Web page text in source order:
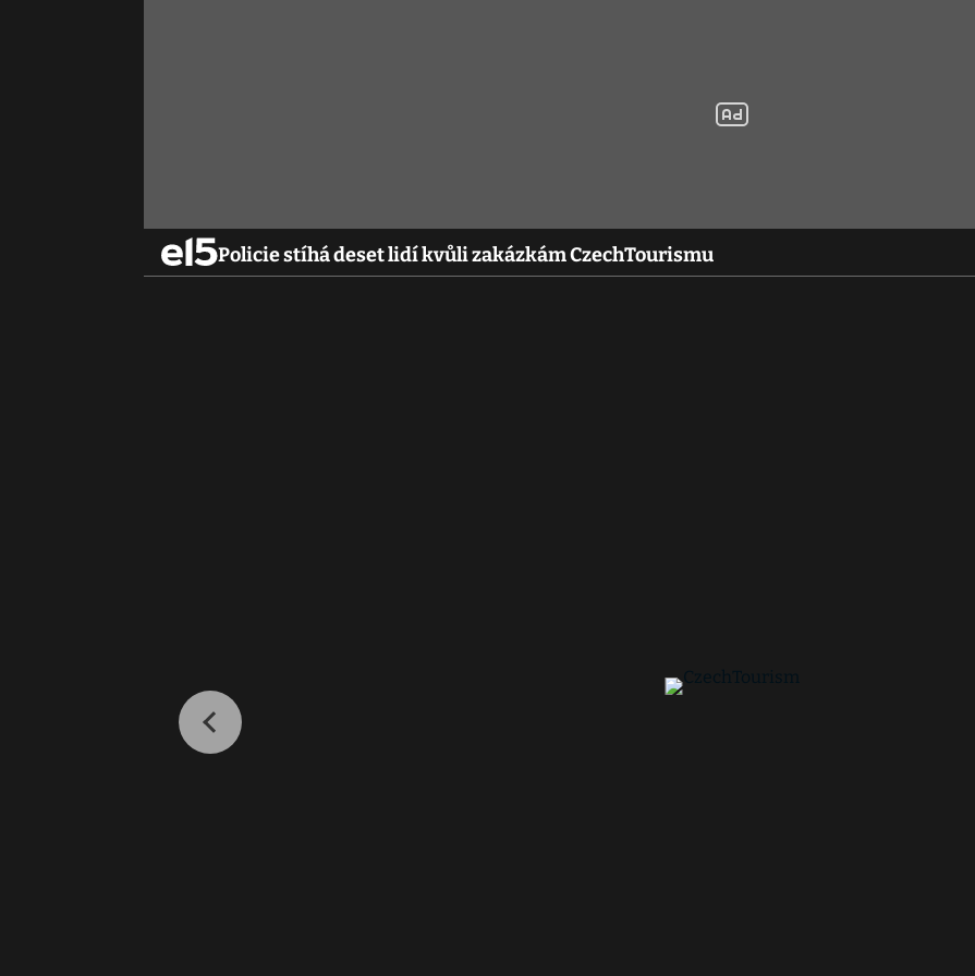
Policie stíhá deset lidí kvůli zakázkám CzechTourismu